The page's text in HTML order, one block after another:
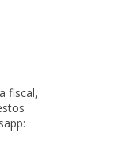
fiscal,